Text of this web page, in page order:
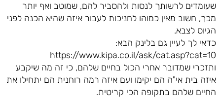
שעומדים לרשותך לנסות ולהסביר להם, שמוטב ואף יותר
מכך, חשוב מאין כמוהו לחניכות לעבור איזה שהיא הכנה לפני
הגיוס לצבא.
כדאי לך לעיין גם בלינק הבא:
https://www.kipa.co.il/ask/cat.asp?cat=10
ותזכרי שמדובר אחרי הכול בחיים שלהם, כי זה מה שיקבע
איזה בית אי"ה הם יקימו ועם איזה רמה רוחנית הם יתחילו את
החיים שלהם בתקופה הכי קריטית.